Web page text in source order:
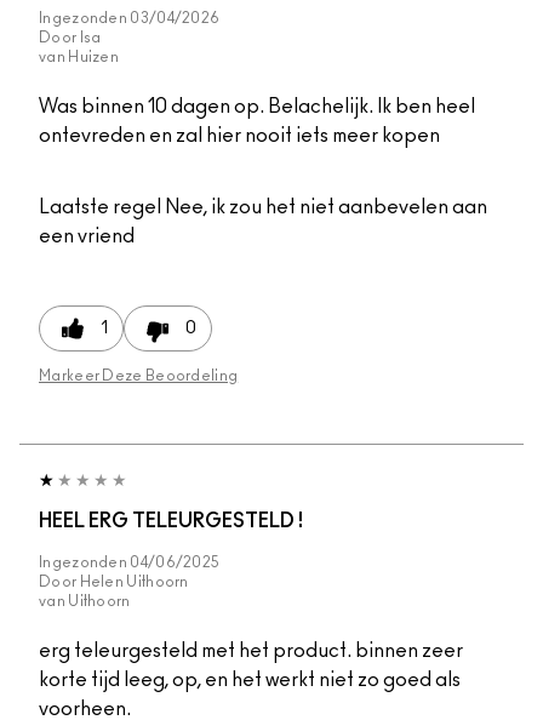
Ingezonden 03/04/2026
Door Isa
van Huizen
Was binnen 10 dagen op. Belachelijk. Ik ben heel
ontevreden en zal hier nooit iets meer kopen
Laatste regel
Nee, ik zou het niet aanbevelen aan
een vriend
1 0
Markeer Deze Beoordeling
HEEL ERG TELEURGESTELD !
Ingezonden 04/06/2025
Door Helen Uithoorn
van Uithoorn
erg teleurgesteld met het product. binnen zeer
korte tijd leeg, op, en het werkt niet zo goed als
voorheen.